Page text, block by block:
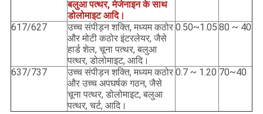
बलुआ पत्थर, मेजेनाइन के साथ
डोलोमाइट आदि।
617/627
उच्च संपीड़न शक्ति, मध्यम कठोर
और मोटी कठोर इंटरलेयर, जैसे
हार्ड शेल, चूना पत्थर, बलुआ
पत्थर, डोलोमाइट, आदि।
0.50~1.05 80 ~ 40
637/737
उच्च संपीड़न शक्ति, मध्यम कठोर
और उच्च अपघर्षक गठन, जैसे
चूना पत्थर, डोलोमाइट, बलुआ
पत्थर, चर्ट, आदि।
0.7 ~ 1.20 70~40